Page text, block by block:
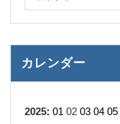
カレンダー
2025: 01 02 03 04 05